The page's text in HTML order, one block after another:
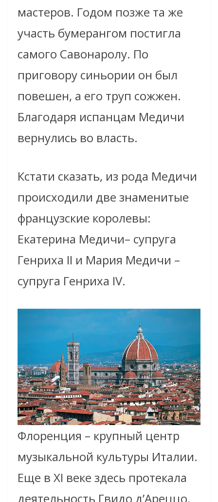
мастеров. Годом позже та же
участь бумерангом постигла
самого Савонаролу. По
приговору синьории он был
повешен, а его труп сожжен.
Благодаря испанцам Медичи
вернулись во власть.
Кстати сказать, из рода Медичи
происходили две знаменитые
французские королевы:
Екатерина Медичи– супруга
Генриха II и Мария Медичи –
супруга Генриха IV.
Флоренция – крупный центр
музыкальной культуры Италии.
Еще в XI веке здесь протекала
деятельность Гвидо д’Ареццо,